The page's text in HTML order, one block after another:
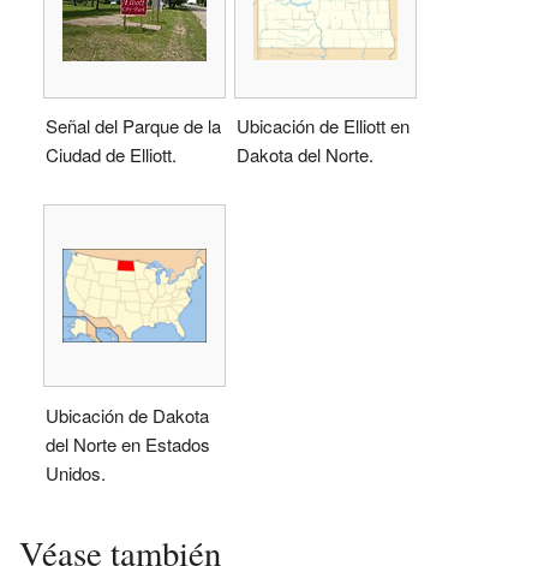
Señal del Parque de la
Ciudad de Elliott.
Ubicación de Elliott en
Dakota del Norte.
Ubicación de Dakota
del Norte en Estados
Unidos.
Véase también